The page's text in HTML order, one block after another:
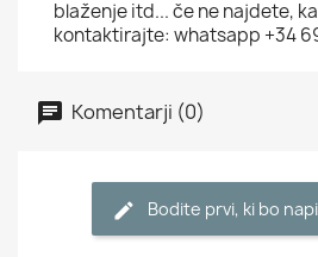
blaženje itd... če ne najdete,
kontaktirajte: whatsapp +34
Komentarji (0)
Bodite prvi, ki bo